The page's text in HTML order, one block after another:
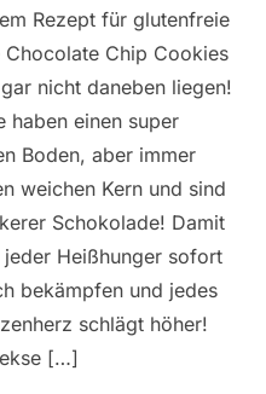
Rezept für glutenfreie
Chocolate Chip Cookies
nicht daneben liegen!
haben einen super
Boden, aber immer
weichen Kern und sind
Schokolade! Damit
jeder Heißhunger sofort
bekämpfen und jedes
schlägt höher!
[…]